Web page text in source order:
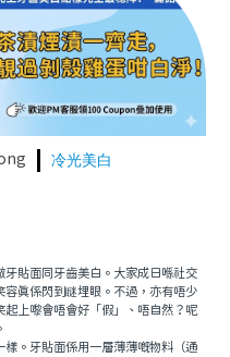
冷光美白
貼面同牙齒美白。大家成日喺社交
真係閃到瞇埋眼。不過，亦有唔少
上嚟會唔會好「假」、唔自然？呢
。牙貼面係用一層薄薄嘅物料（通